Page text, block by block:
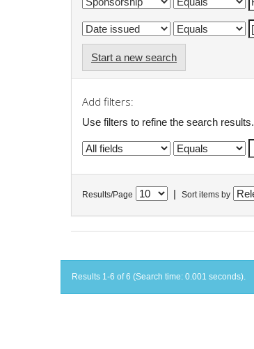
Start a new search
Add filters:
Use filters to refine the search results.
Results/Page Sort items by
Results 1-6 of 6 (Search time: 0.001 seconds).